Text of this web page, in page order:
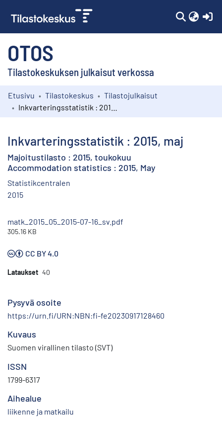
OTOS
Tilastokeskuksen julkaisut verkossa
Kokoelmat
Etusivu Tilastokeskus
Tilastojulkaisut
Inkvarteringsstatistik : 2015, maj
Majoitustilasto : 2015, toukokuu
Accommodation statistics : 2015, May
Statistikcentralen
2015
matk_2015_05_2015-07-16_sv.pdf
305.16 KB
CC BY 4.0
Lataukset 40
Pysyvä osoite
https://urn.fi/URN:NBN:fi-fe20230917128460
Kuvaus
Suomen virallinen tilasto (SVT)
ISSN
1799-6317
Aihealue
liikenne ja matkailu